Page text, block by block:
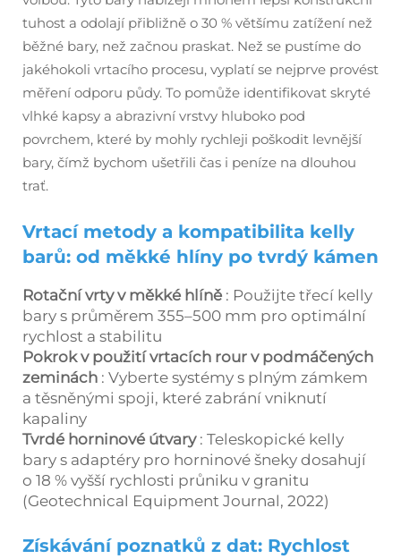
tuhost a odolají přibližně o 30 % většímu zatížení než
běžné bary, než začnou praskat. Než se pustíme do
jakéhokoli vrtacího procesu, vyplatí se nejprve provést
měření odporu půdy. To pomůže identifikovat skryté
vlhké kapsy a abrazivní vrstvy hluboko pod
povrchem, které by mohly rychleji poškodit levnější
bary, čímž bychom ušetřili čas i peníze na dlouhou
trať.
Vrtací metody a kompatibilita kelly
barů: od měkké hlíny po tvrdý kámen
Rotační vrty v měkké hlíně : Použijte třecí kelly
bary s průměrem 355–500 mm pro optimální
rychlost a stabilitu
Pokrok v použití vrtacích rour v podmáčených
zeminách : Vyberte systémy s plným zámkem
a těsněnými spoji, které zabrání vniknutí
kapaliny
Tvrdé horninové útvary : Teleskopické kelly
bary s adaptéry pro horninové šneky dosahují
o 18 % vyšší rychlosti průniku v granitu
(Geotechnical Equipment Journal, 2022)
Získávání poznatků z dat: Rychlost